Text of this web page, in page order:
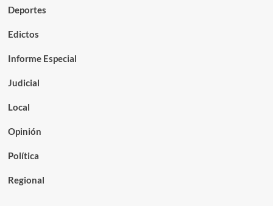
Deportes
Edictos
Informe Especial
Judicial
Local
Opinión
Política
Regional